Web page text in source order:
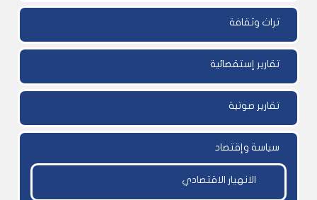
تراث وثقافة
تقارير إستقصائية
تقارير صوتية
سياسة وإقتصاد
الانهيار الاقتصادي